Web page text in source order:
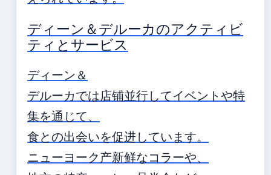
ディーン＆デルーカのアクティビ
ティとサービス
ディーン＆
デルーカでは店铺並行してイベントや特
集を通じて、
食との出会いを促进しています。
ニューヨーク产新鲜なコラーや、